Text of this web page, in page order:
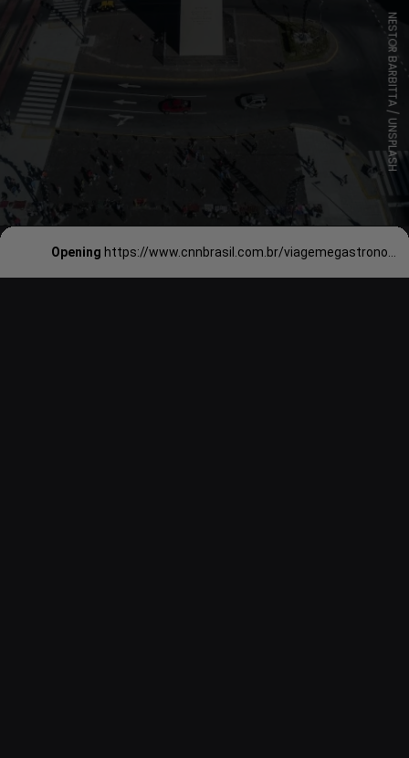
NESTOR BARBITTA / UNSPLASH
Opening